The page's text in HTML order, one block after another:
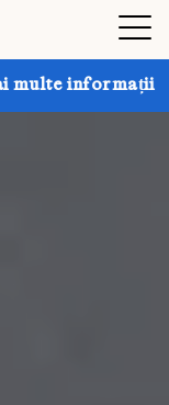
Obțineți până